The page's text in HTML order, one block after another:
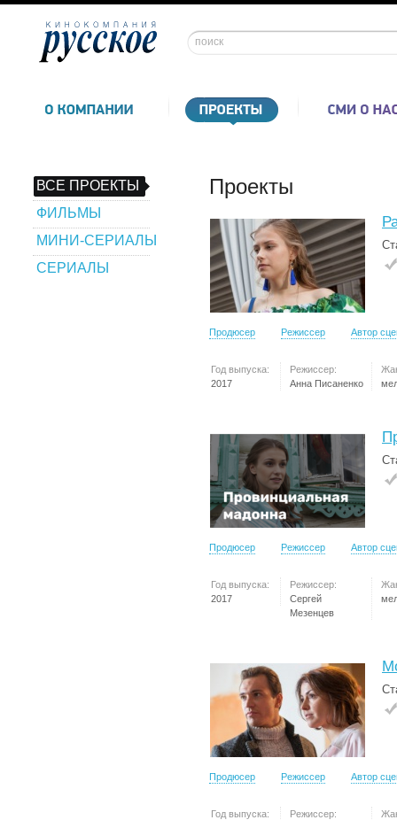
ВСЕ ПРОЕКТЫ
ФИЛЬМЫ
МИНИ-СЕРИАЛЫ
СЕРИАЛЫ
Проекты
Продюсер Режиссер Автор
Год выпуска:
2017
Режиссер:
Анна Писаненко
Продюсер Режиссер Автор
Год выпуска:
2017
Режиссер:
Сергей
Мезенцев
Продюсер Режиссер Автор
Год выпуска:
Режиссер: